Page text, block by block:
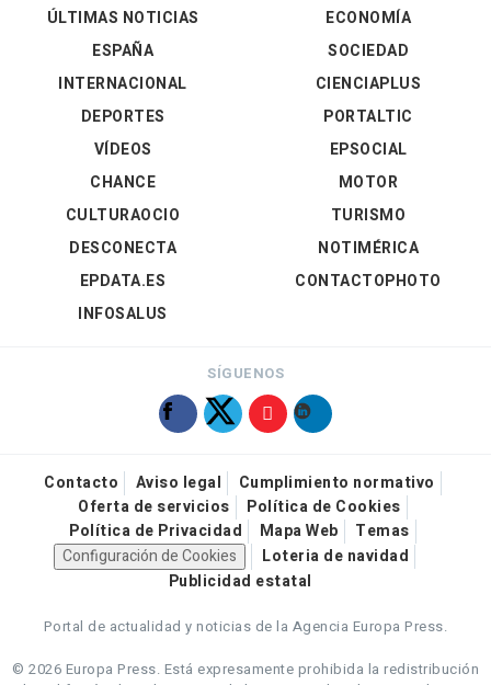
ÚLTIMAS NOTICIAS
ESPAÑA
INTERNACIONAL
DEPORTES
VÍDEOS
ECONOMÍA
SOCIEDAD
CIENCIAPLUS
PORTALTIC
EPSOCIAL
CHANCE
CULTURAOCIO
DESCONECTA
EPDATA.ES
INFOSALUS
MOTOR
TURISMO
NOTIMÉRICA
CONTACTOPHOTO
SÍGUENOS
Contacto Aviso legal
Cumplimiento normativo
Oferta de servicios
Política de Cookies
Política de Privacidad
Mapa Web
Temas
Configuración de Cookies
Loteria de navidad
Publicidad estatal
Portal de actualidad y noticias de la Agencia Europa Press.
© 2026 Europa Press. Está expresamente prohibida la redistribución